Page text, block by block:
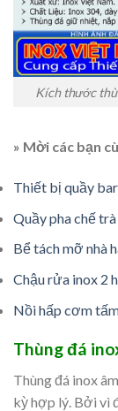
Kích thước
» Mời các bạn
Thiết bị quầy
Quầy pha chế
Bể tách mỡ nhà
Chậu rửa inox 2
Nồi hấp cơm
Thùng đá
Thùng đá inox
kỳ hợp lý. Bởi vì